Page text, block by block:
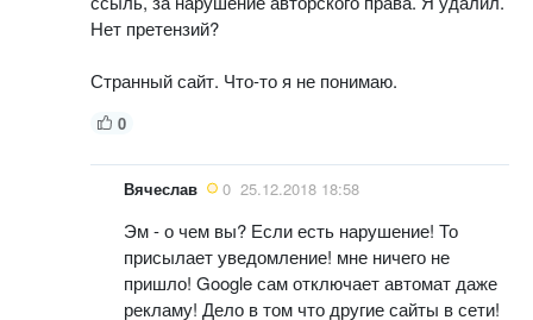
Нет претензий?
Странный сайт. Что-то я не понимаю.
0
Вячеслав 0 25.12.2018 18:58
Эм - о чем вы? Если есть нарушение! То
присылает уведомление! мне ничего не
пришло! Google сам отключает автомат даже
рекламу! Дело в том что другие сайты в сети!